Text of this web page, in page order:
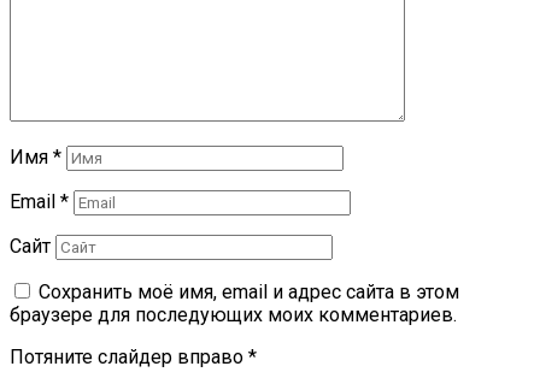
Имя *
Email *
Сайт
Сохранить моё имя, email и адрес сайта в этом
браузере для последующих моих комментариев.
Потяните слайдер вправо *